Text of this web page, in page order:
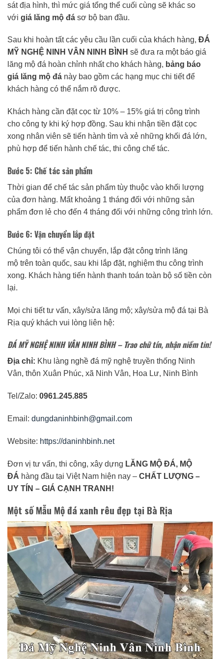
sát địa hình, thì mức giá tổng thể cuối cùng sẽ khác so
với giá lăng mộ đá sơ bộ ban đầu.
Sau khi hoàn tất các yêu cầu lần cuối của khách hàng, ĐÁ
MỸ NGHỆ NINH VÂN NINH BÌNH sẽ đưa ra một báo giá
lăng mộ đá hoàn chỉnh nhất cho khách hàng, bảng báo
giá lăng mộ đá này bao gồm các hạng mục chi tiết để
khách hàng có thể nắm rõ được.
Khách hàng cần đặt cọc từ 10% – 15% giá trị công trình
cho công ty khi ký hợp đồng. Sau khi nhận tiền đặt cọc
xong nhân viên sẽ tiến hành tìm và xẻ những khối đá lớn,
phù hợp để tiến hành chế tác, thi công chế tác.
Bước 5: Chế tác sản phẩm
Thời gian để chế tác sản phẩm tùy thuộc vào khối lượng
của đơn hàng. Mất khoảng 1 tháng đối với những sản
phẩm đơn lẻ cho đến 4 tháng đối với những công trình lớn.
Bước 6: Vận chuyển lắp đặt
Chúng tôi có thể vận chuyển, lắp đặt công trình lăng
mộ trên toàn quốc, sau khi lắp đặt, nghiệm thu công trình
xong. Khách hàng tiến hành thanh toán toàn bộ số tiền còn
lại.
Mọi chi tiết tư vấn, xây/sửa lăng mộ; xây/sửa mộ đá tại Bà
Rịa quý khách vui lòng liên hệ:
ĐÁ MỸ NGHỆ NINH VÂN NINH BÌNH – Trao chữ tín, nhận niềm tin!
Địa chỉ: Khu làng nghề đá mỹ nghệ truyền thống Ninh
Vân, thôn Xuân Phúc, xã Ninh Vân, Hoa Lư, Ninh Bình
Tel/Zalo: 0961.245.885
Email: dungdaninhbinh@gmail.com
Website: https://daninhbinh.net
Đơn vị tư vấn, thi công, xây dựng LĂNG MỘ ĐÁ, MỘ
ĐÁ hàng đầu tại Việt Nam hiện nay – CHẤT LƯỢNG –
UY TÍN – GIÁ CẠNH TRANH!
Một số Mẫu Mộ đá xanh rêu đẹp tại Bà Rịa